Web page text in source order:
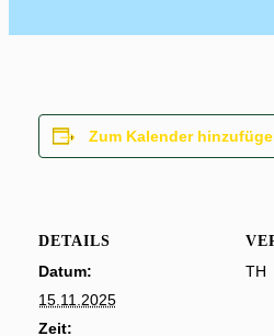
Zum Kalender
DETAILS
Datum:
15.11.2025
Zeit:
TH